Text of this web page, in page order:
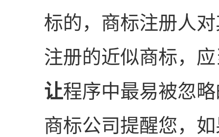
标的，商标注册人
注册的近似商标，
让程序中最易被忽
商标公司提醒您，